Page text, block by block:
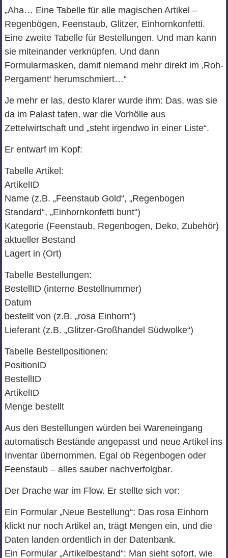
„Aha… Eine Tabelle für alle magischen Artikel –
Regenbögen, Feenstaub, Glitzer, Einhornkonfetti.
Eine zweite Tabelle für Bestellungen. Und man kann
sie miteinander verknüpfen. Und dann
Formularmasken, damit niemand mehr direkt im ‚Roh-
Pergament‘ herumschmiert…“
Je mehr er las, desto klarer wurde ihm: Das, was sie
da im Palast taten, war die Vorhölle aus
Zettelwirtschaft und „steht irgendwo in einer Liste“.
Er entwarf im Kopf:
Tabelle Artikel:
ArtikelID
Name (z.B. „Feenstaub Gold“, „Regenbogen
Standard“, „Einhornkonfetti bunt“)
Kategorie (Feenstaub, Regenbogen, Deko, Zubehör)
aktueller Bestand
Lagert in (Ort)
Tabelle Bestellungen:
BestellID (interne Bestellnummer)
Datum
bestellt von (z.B. „rosa Einhorn“)
Lieferant (z.B. „Glitzer-Großhandel Südwolke“)
Tabelle Bestellpositionen:
PositionID
BestellID
ArtikelID
Menge bestellt
Aus den Bestellungen würden bei Wareneingang
automatisch Bestände angepasst und neue Artikel ins
Inventar übernommen. Egal ob Regenbogen oder
Feenstaub – alles sauber nachverfolgbar.
Der Drache war im Flow. Er stellte sich vor:
Ein Formular „Neue Bestellung“: Das rosa Einhorn
klickt nur noch Artikel an, trägt Mengen ein, und die
Daten landen ordentlich in der Datenbank.
Ein Formular „Artikelbestand“: Man sieht sofort, wie